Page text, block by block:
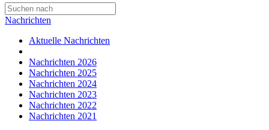
Nachrichten
Aktuelle Nachrichten
Nachrichten 2026
Nachrichten 2025
Nachrichten 2024
Nachrichten 2023
Nachrichten 2022
Nachrichten 2021